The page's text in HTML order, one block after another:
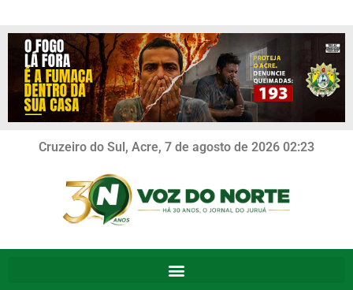
Cruzeiro do Sul, Acre, 7 de agosto de 2026 02:23